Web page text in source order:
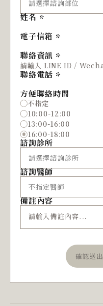
姓名
電子信箱
聯絡資訊
聯絡電話
方便聯絡時間
不指定
10:00-12:00
13:00-16:00
16:00-18:00
諮詢診所
諮詢醫師
備註內容
確認送出